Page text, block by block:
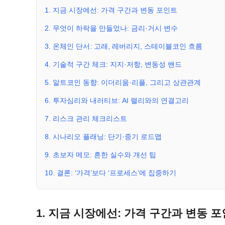
1. 지금 시장에선: 가격 구간과 변동 포인트
2. 무엇이 하락을 만들었나: 금리·거시 변수
3. 온체인 단서: 고래, 레버리지, 스테이블코인 흐름
4. 기술적 구간 체크: 지지·저항, 변동성 밴드
5. 알트코인 동향: 이더리움·리플, 그리고 상관관계
6. 투자심리와 내러티브: AI 랠리와의 연결고리
7. 리스크 관리 체크리스트
8. 시나리오 플래닝: 단기·중기 로드맵
9. 초보자 메모: 흔한 실수와 개선 팁
10. 결론: ‘가격’보다 ‘프로세스’에 집중하기
1. 지금 시장에선: 가격 구간과 변동 포